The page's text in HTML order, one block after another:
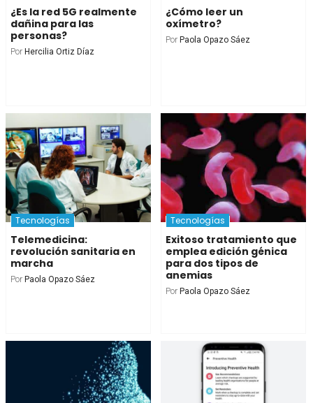
¿Es la red 5G realmente
dañina para las
personas?
Por Hercilia Ortiz Díaz
¿Cómo leer un
oxímetro?
Por Paola Opazo Sáez
Tecnologías
Telemedicina:
revolución sanitaria en
marcha
Por Paola Opazo Sáez
Tecnologías
Exitoso tratamiento que
emplea edición génica
para dos tipos de
anemias
Por Paola Opazo Sáez